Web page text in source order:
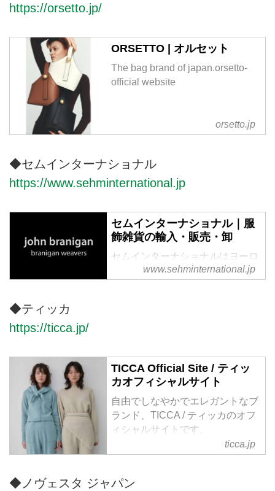
https://orsetto.jp/
ORSETTO | オルセット
The bag brand of japan.orsetto-
official website
orsetto.jp
◆セムインターナショナル
https://www.sehminternational.jp
セムインターナショナル｜服
飾雑貨の輸入・販売・卸
セムインターナショナルはヨーロ
ッパ、アメリカの服飾及び服雑貨
www.sehminternational.jp
◆ティッカ
https://ticca.jp/
TICCA Official Site / ティッ
カオフィシャルサイト
自由でしなやかでエレガントなブ
ランド、TICCA / ティッカのオフ
ィシャルサイトです。
ticca.jp
◆ノヴェスタ ジャパン